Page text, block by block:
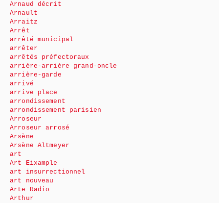
Arnaud décrit
Arnault
Arraitz
Arrêt
arrêté municipal
arrêter
arrêtés préfectoraux
arrière-arrière grand-oncle
arrière-garde
arrivé
arrive place
arrondissement
arrondissement parisien
Arroseur
Arroseur arrosé
Arsène
Arsène Altmeyer
art
Art Eixample
art insurrectionnel
art nouveau
Arte Radio
Arthur